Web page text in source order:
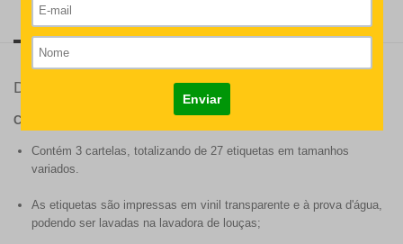
Descrição
Detalhes
CONTEÚDO DO PRODUTO
Contém 3 cartelas, totalizando de 27 etiquetas em tamanhos
variados.
As etiquetas são impressas em vinil transparente e à prova d'água,
podendo ser lavadas na lavadora de louças;